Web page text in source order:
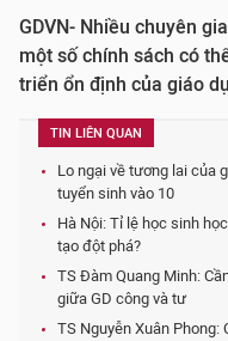
GDVN- Nhiều chuyên
một số chính sách có
triển ổn định của giáo
TIN LIÊN QUAN
Lo ngại về tương lai của
tuyển sinh vào 10
Hà Nội: Tỉ lệ học sinh
tạo đột phá?
TS Đàm Quang Minh:
giữa GD công và tư
TS Nguyễn Xuân Phong: